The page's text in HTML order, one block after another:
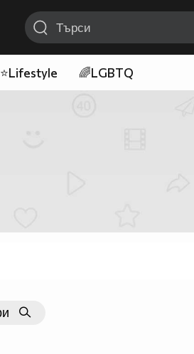
⭐Lifestyle 🌈LGBTQ